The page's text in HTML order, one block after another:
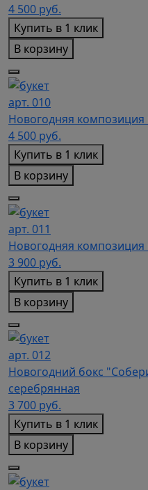
4 500 руб.
Купить в 1 клик
В корзину
арт. 010
Новогодняя
4 500 руб.
Купить в 1 клик
В корзину
арт. 011
Новогодняя композиция
3 900 руб.
Купить в 1 клик
В корзину
арт. 012
Новогодний бокс
серебрянная
3 700 руб.
Купить в 1 клик
В корзину